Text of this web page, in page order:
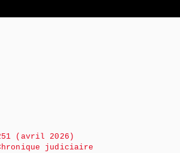
(avril 2026)
judiciaire